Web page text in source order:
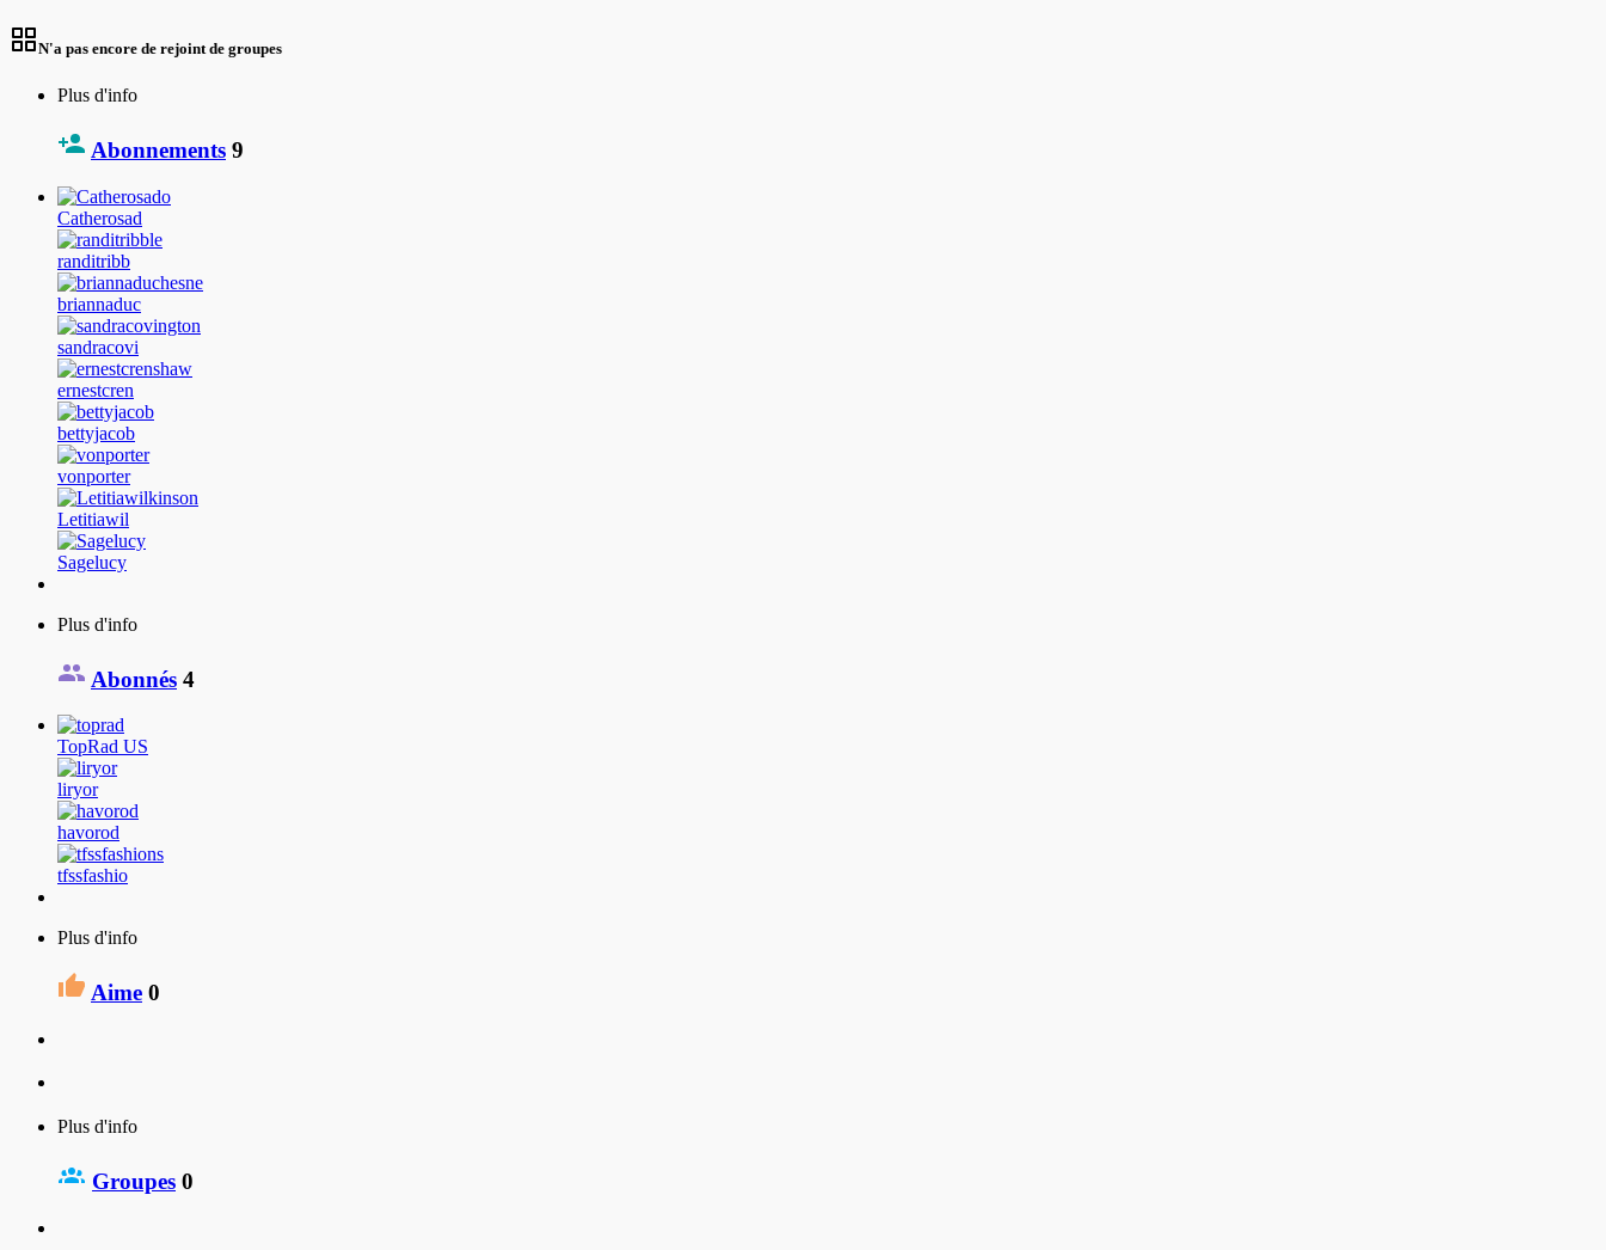
N'a pas encore de rejoint de groupes
Plus d'info
Abonnements 9
Catherosad
randitribb
briannaduc
sandracovi
ernestcren
bettyjacob
vonporter
Letitiawil
Sagelucy
Plus d'info
Abonnés 4
TopRad US
liryor
havorod
tfssfashio
Plus d'info
Aime 0
Plus d'info
Groupes 0